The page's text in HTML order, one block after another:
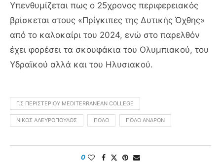
Υπενθυμίζεται πως ο 25χρονος περιφερειακός
βρίσκεται στους «Πρίγκιπες της Δυτικής Όχθης»
από το καλοκαίρι του 2024, ενώ στο παρελθόν
έχει φορέσει τα σκουφάκια του Ολυμπιακού, του
Υδραϊκού αλλά και του Ηλυσιακού.
Γ.Σ ΠΕΡΙΣΤΕΡΊΟΥ MEDITERRANEAN COLLEGE
ΝΊΚΟΣ ΑΛΕΥΡΌΠΟΥΛΟΣ ΠΌΛΟ ΠΌΛΟ ΑΝΔΡΏΝ
0